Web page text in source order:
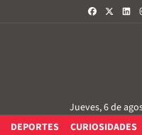
FACEBOOK
Jueves, 6 de
DEPORTES CURIOSIDADES